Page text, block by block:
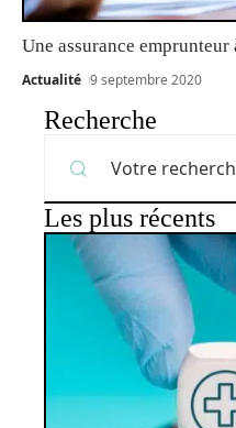
Une assurance emprunteur
Actualité 9 septembre 2020
Recherche
Les plus récents